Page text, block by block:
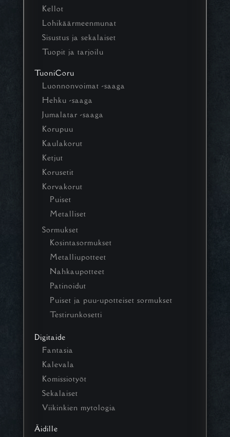
Kellot
Lohikäärmeenmunat
Sisustus ja sekalaiset
Tuopit ja tarjoilu
TuoniCoru
Luonnonvoimat -saaga
Hehku -saaga
Jumalatar -saaga
Korupuu
Kaulakorut
Ketjut
Korusetit
Korvakorut
Puiset
Metalliset
Sormukset
Kosintasormukset
Metalliupotteet
Nahkaupotteet
Patinoidut
Puiset ja puu-upotteiset sormukset
Testirunkosetti
Digitaide
Fantasia
Kalevala
Komissiotyöt
Sekalaiset
Viikinkien mytologia
Äidille